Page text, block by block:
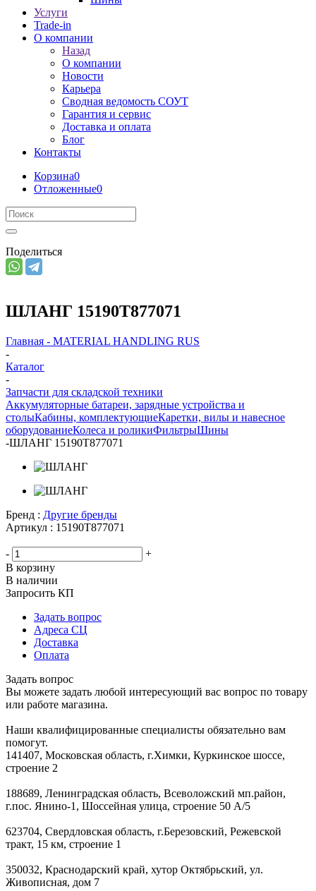
Услуги
Trade-in
О компании
Назад
О компании
Новости
Карьера
Сводная ведомость СОУТ
Гарантия и сервис
Доставка и оплата
Блог
Контакты
Корзина0
Отложенные0
Поделиться
ШЛАНГ 15190T877071
Главная - MATERIAL HANDLING RUS
-
Каталог
-
Запчасти для складской техники
Аккумуляторные батареи, зарядные устройства и
столыКабины, комплектующиеКаретки, вилы и навесное
оборудованиеКолеса и роликиФильтрыШины
-ШЛАНГ 15190T877071
Бренд : Другие бренды
Артикул : 15190T877071
-
+
В корзину
В наличии
Запросить КП
Задать вопрос
Адреса СЦ
Доставка
Оплата
Задать вопрос
Вы можете задать любой интересующий вас вопрос по товару
или работе магазина.
Наши квалифицированные специалисты обязательно вам
помогут.
141407, Московская область, г.Химки, Куркинское шоссе,
строение 2
188689, Ленинградская область, Всеволожский мп.район,
г.пос. Янино-1, Шоссейная улица, строение 50 А/5
623704, Свердловская область, г.Березовский, Режевской
тракт, 15 км, строение 1
350032, Краснодарский край, хутор Октябрьский, ул.
Живописная, дом 7